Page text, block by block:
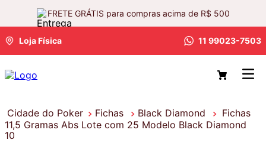
FRETE GRÁTIS para compras acima de R$ 500
Loja Física 11 99023-7503
Fichas Black Diamond
Fichas
11,5 Gramas Abs Lote com 25 Modelo Black Diamond
10